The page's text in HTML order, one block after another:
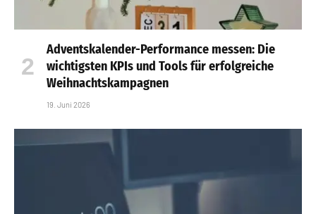
Adventskalender-Performance messen: Die
wichtigsten KPIs und Tools für erfolgreiche
Weihnachtskampagnen
19. Juni 2026